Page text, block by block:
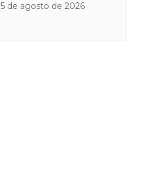
5 de agosto de 2026